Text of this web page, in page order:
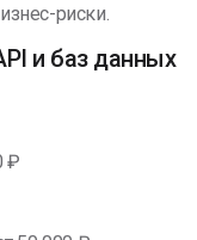
риски.
и баз данных
₽